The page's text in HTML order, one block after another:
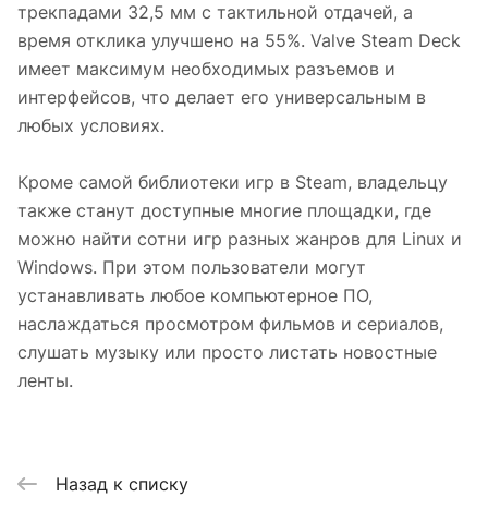
трекпадами 32,5 мм с тактильной отдачей, а
время отклика улучшено на 55%. Valve Steam Deck
имеет максимум необходимых разъемов и
интерфейсов, что делает его универсальным в
любых условиях.
Кроме самой библиотеки игр в Steam, владельцу
также станут доступные многие площадки, где
можно найти сотни игр разных жанров для Linux и
Windows. При этом пользователи могут
устанавливать любое компьютерное ПО,
наслаждаться просмотром фильмов и сериалов,
слушать музыку или просто листать новостные
ленты.
Назад к списку